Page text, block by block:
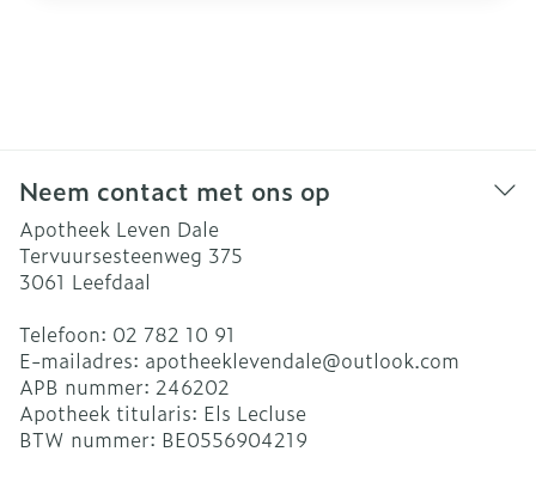
Neem contact met ons op
Apotheek Leven Dale
Tervuursesteenweg 375
3061 Leefdaal
Telefoon: 02 782 10 91
E-mailadres: apotheeklevendale@outlook.com
APB nummer: 246202
Apotheek titularis: Els Lecluse
BTW nummer: BE0556904219